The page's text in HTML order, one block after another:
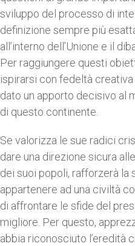
sviluppo del processo di
definizione sempre più
all’interno dell’Unione e il
Per raggiungere questi
ispirarsi con fedeltà creativa
dato un apporto decisivo al
di questo continente.
Se valorizza le sue radici
dare una direzione sicura
dei suoi popoli, rafforzerà la
appartenere ad una civiltà
di affrontare le sfide del
migliore. Per questo,
abbia riconosciuto l’eredità